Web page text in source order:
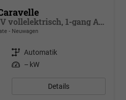
Style lang 100 kW BEV vollelektrisch, 1-gang Automatik, 4 Motion, 8 Sitze, Klimaautomatik 3 Zonen, Navigationssystem, Rückkamera, Fahrerassistenzpaket Plus, Langer Radstand
Neuwagen
Getriebe Automatik
Leistung – kW
Details